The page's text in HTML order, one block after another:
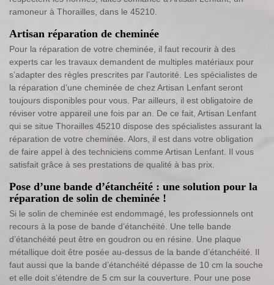
ramoneur à Thorailles, dans le 45210.
Artisan réparation de cheminée
Pour la réparation de votre cheminée, il faut recourir à des
experts car les travaux demandent de multiples matériaux pour
s’adapter des règles prescrites par l’autorité. Les spécialistes de
la réparation d’une cheminée de chez Artisan Lenfant seront
toujours disponibles pour vous. Par ailleurs, il est obligatoire de
réviser votre appareil une fois par an. De ce fait, Artisan Lenfant
qui se situe Thorailles 45210 dispose des spécialistes assurant la
réparation de votre cheminée. Alors, il est dans votre obligation
de faire appel à des techniciens comme Artisan Lenfant. Il vous
satisfait grâce à ses prestations de qualité à bas prix.
Pose d’une bande d’étanchéité : une solution pour la
réparation de solin de cheminée !
Si le solin de cheminée est endommagé, les professionnels ont
recours à la pose de bande d’étanchéité. Une telle bande
d’étanchéité peut être en goudron ou en résine. Une plaque
métallique doit être posée au-dessus de la bande d’étanchéité. Il
faut aussi que la bande d’étanchéité dépasse de 10 cm la souche
et elle doit s’étendre de 5 cm sur la couverture. Pour une pose